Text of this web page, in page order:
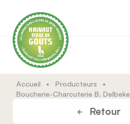
Accueil • Producteurs
•
Boucherie-Charcuterie B. Delbeke
Retour